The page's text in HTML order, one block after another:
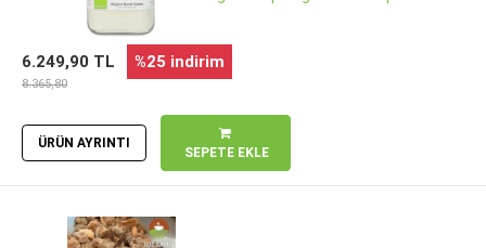
6.249,90 TL %25 indirim
8.365,80
ÜRÜN AYRINTI
SEPETE EKLE